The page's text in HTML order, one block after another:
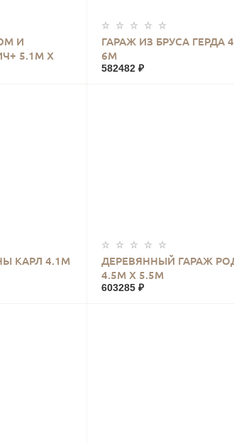
И
5.1М Х
ГАРАЖ ИЗ БРУСА ГЕРДА
6М
582482 ₽
КУПИТЬ
КАРЛ 4.1М
ДЕРЕВЯННЫЙ ГАРАЖ
4.5М Х 5.5М
603285 ₽
КУПИТЬ